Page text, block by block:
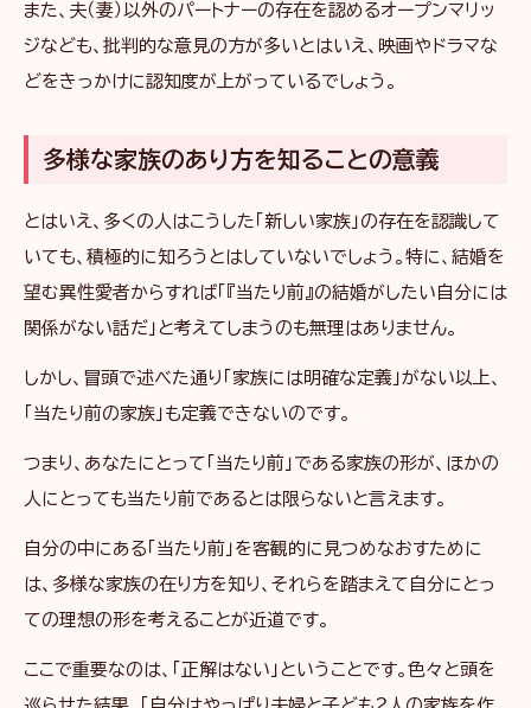
また、夫（妻）以外のパートナーの存在を認めるオープンマリッ
ジなども、批判的な意見の方が多いとはいえ、映画やドラマな
どをきっかけに認知度が上がっているでしょう。
多様な家族のあり方を知ることの意義
とはいえ、多くの人はこうした「新しい家族」の存在を認識して
いても、積極的に知ろうとはしていないでしょう。特に、結婚を
望む異性愛者からすれば「『当たり前』の結婚がしたい自分には
関係がない話だ」と考えてしまうのも無理はありません。
しかし、冒頭で述べた通り「家族には明確な定義」がない以上、
「当たり前の家族」も定義できないのです。
つまり、あなたにとって「当たり前」である家族の形が、ほかの
人にとっても当たり前であるとは限らないと言えます。
自分の中にある「当たり前」を客観的に見つめなおすために
は、多様な家族の在り方を知り、それらを踏まえて自分にとっ
ての理想の形を考えることが近道です。
ここで重要なのは、「正解はない」ということです。色々と頭を